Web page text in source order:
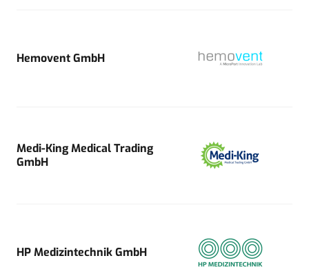
Hemovent GmbH
Medi-King Medical Trading
GmbH
HP Medizintechnik GmbH